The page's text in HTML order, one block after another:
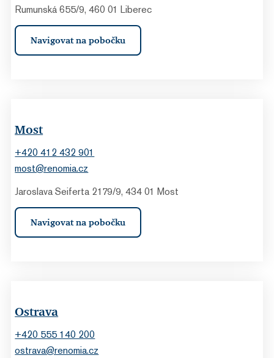
Rumunská 655/9, 460 01 Liberec
Navigovat na pobočku
Most
+420 412 432 901
most@renomia.cz
Jaroslava Seiferta 2179/9, 434 01 Most
Navigovat na pobočku
Ostrava
+420 555 140 200
ostrava@renomia.cz